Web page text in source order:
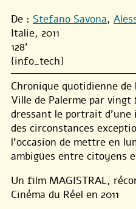
De : Stefano Savona,
Italie, 2011
128'
{info_tech}
Chronique quotidienne de
Ville de Palerme par
dressant le portrait
des circonstances
l’occasion de mettre en
ambigües entre citoyens
Un film MAGISTRAL,
Cinéma du Réel en 2011